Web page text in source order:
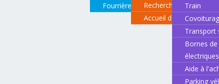
Fourrière animaleRecherche d'un
Accueil des gens du
Train
Transport
Bornes
électriques
Aide à
Parking